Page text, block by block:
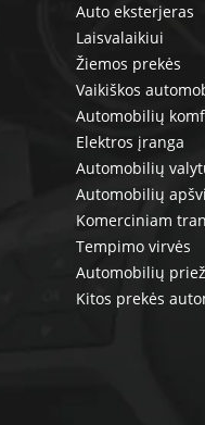
Auto eksterjeras
Laisvalaikiui
Žiemos prekės
Vaikiškos
Automobilių
Elektros įranga
Automobilių
Automobilių
Komerciniam
Tempimo virvės
Automobilių
Kitos prekės